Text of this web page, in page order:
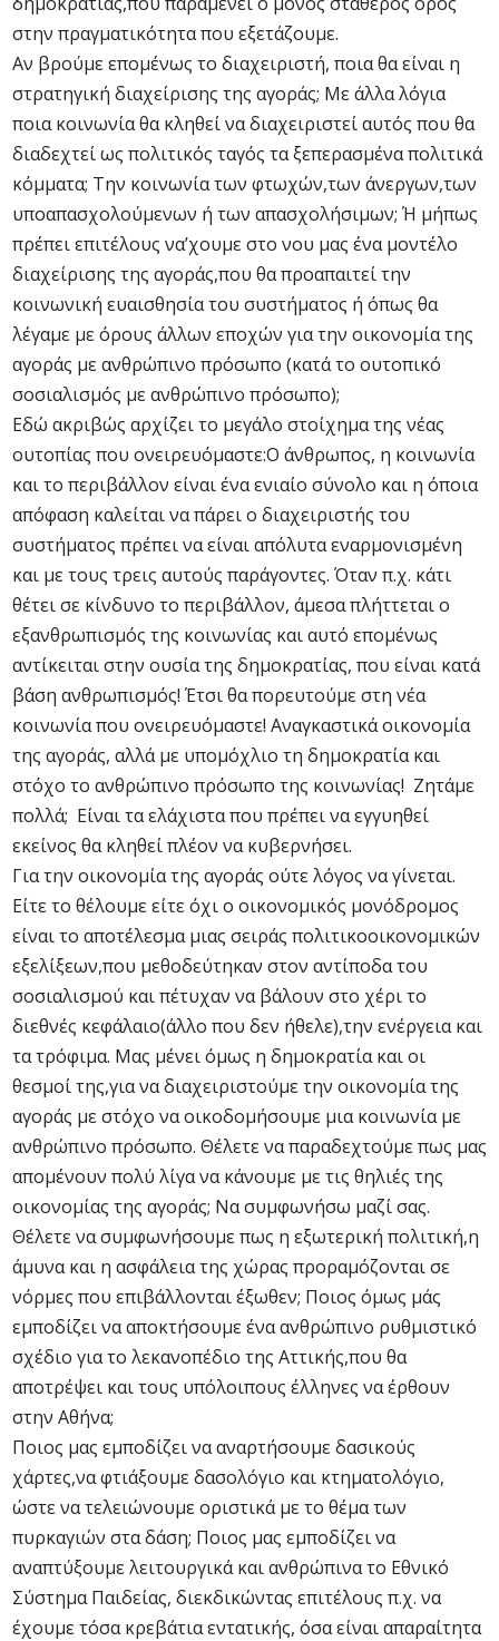
στην πραγματικότητα που εξετάζουμε.
Αν βρούμε επομένως το διαχειριστή, ποια θα είναι η
στρατηγική διαχείρισης της αγοράς; Με άλλα λόγια
ποια κοινωνία θα κληθεί να διαχειριστεί αυτός που θα
διαδεχτεί ως πολιτικός ταγός τα ξεπερασμένα πολιτικά
κόμματα; Την κοινωνία των φτωχών,των άνεργων,των
υποαπασχολούμενων ή των απασχολήσιμων; Ή μήπως
πρέπει επιτέλους να’χουμε στο νου μας ένα μοντέλο
διαχείρισης της αγοράς,που θα προαπαιτεί την
κοινωνική ευαισθησία του συστήματος ή όπως θα
λέγαμε με όρους άλλων εποχών για την οικονομία της
αγοράς με ανθρώπινο πρόσωπο (κατά το ουτοπικό
σοσιαλισμός με ανθρώπινο πρόσωπο);
Εδώ ακριβώς αρχίζει το μεγάλο στοίχημα της νέας
ουτοπίας που ονειρευόμαστε:Ο άνθρωπος, η κοινωνία
και το περιβάλλον είναι ένα ενιαίο σύνολο και η όποια
απόφαση καλείται να πάρει ο διαχειριστής του
συστήματος πρέπει να είναι απόλυτα εναρμονισμένη
και με τους τρεις αυτούς παράγοντες. Όταν π.χ. κάτι
θέτει σε κίνδυνο το περιβάλλον, άμεσα πλήττεται ο
εξανθρωπισμός της κοινωνίας και αυτό επομένως
αντίκειται στην ουσία της δημοκρατίας, που είναι κατά
βάση ανθρωπισμός! Έτσι θα πορευτούμε στη νέα
κοινωνία που ονειρευόμαστε! Αναγκαστικά οικονομία
της αγοράς, αλλά με υπομόχλιο τη δημοκρατία και
στόχο το ανθρώπινο πρόσωπο της κοινωνίας! Ζητάμε
πολλά; Είναι τα ελάχιστα που πρέπει να εγγυηθεί
εκείνος θα κληθεί πλέον να κυβερνήσει.
Για την οικονομία της αγοράς ούτε λόγος να γίνεται.
Είτε το θέλουμε είτε όχι ο οικονομικός μονόδρομος
είναι το αποτέλεσμα μιας σειράς πολιτικοοικονομικών
εξελίξεων,που μεθοδεύτηκαν στον αντίποδα του
σοσιαλισμού και πέτυχαν να βάλουν στο χέρι το
διεθνές κεφάλαιο(άλλο που δεν ήθελε),την ενέργεια και
τα τρόφιμα. Μας μένει όμως η δημοκρατία και οι
θεσμοί της,για να διαχειριστούμε την οικονομία της
αγοράς με στόχο να οικοδομήσουμε μια κοινωνία με
ανθρώπινο πρόσωπο. Θέλετε να παραδεχτούμε πως μας
απομένουν πολύ λίγα να κάνουμε με τις θηλιές της
οικονομίας της αγοράς; Να συμφωνήσω μαζί σας.
Θέλετε να συμφωνήσουμε πως η εξωτερική πολιτική,η
άμυνα και η ασφάλεια της χώρας προραμόζονται σε
νόρμες που επιβάλλονται έξωθεν; Ποιος όμως μάς
εμποδίζει να αποκτήσουμε ένα ανθρώπινο ρυθμιστικό
σχέδιο για το λεκανοπέδιο της Αττικής,που θα
αποτρέψει και τους υπόλοιπους έλληνες να έρθουν
στην Αθήνα;
Ποιος μας εμποδίζει να αναρτήσουμε δασικούς
χάρτες,να φτιάξουμε δασολόγιο και κτηματολόγιο,
ώστε να τελειώνουμε οριστικά με το θέμα των
πυρκαγιών στα δάση; Ποιος μας εμποδίζει να
αναπτύξουμε λειτουργικά και ανθρώπινα το Εθνικό
Σύστημα Παιδείας, διεκδικώντας επιτέλους π.χ. να
έχουμε τόσα κρεβάτια εντατικής, όσα είναι απαραίτητα